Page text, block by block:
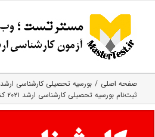
content
صفحه اصلی
بورسیه تحصیلی کارشناسی ارشد
ثبت‌نام بورسیه تحصیلی کارشناسی ارشد ۲۰۲۱ کشور مالزی